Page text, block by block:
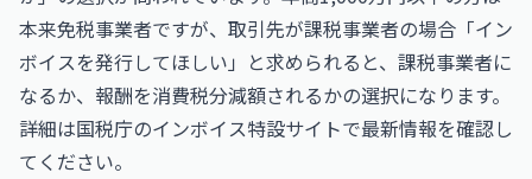
本来免税事業者ですが、取引先が課税事業者の場合「イン
ボイスを発行してほしい」と求められると、課税事業者に
なるか、報酬を消費税分減額されるかの選択になります。
詳細は国税庁のインボイス特設サイトで最新情報を確認し
てください。